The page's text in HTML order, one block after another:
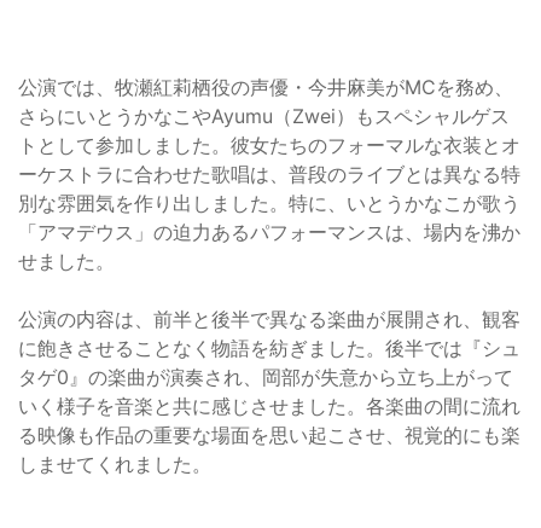
公演では、牧瀬紅莉栖役の声優・今井麻美がMCを務め、
さらにいとうかなこやAyumu（Zwei）もスペシャルゲス
トとして参加しました。彼女たちのフォーマルな衣装とオ
ーケストラに合わせた歌唱は、普段のライブとは異なる特
別な雰囲気を作り出しました。特に、いとうかなこが歌う
「アマデウス」の迫力あるパフォーマンスは、場内を沸か
せました。
公演の内容は、前半と後半で異なる楽曲が展開され、観客
に飽きさせることなく物語を紡ぎました。後半では『シュ
タゲ0』の楽曲が演奏され、岡部が失意から立ち上がって
いく様子を音楽と共に感じさせました。各楽曲の間に流れ
る映像も作品の重要な場面を思い起こさせ、視覚的にも楽
しませてくれました。